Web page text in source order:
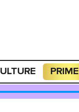
PRIME